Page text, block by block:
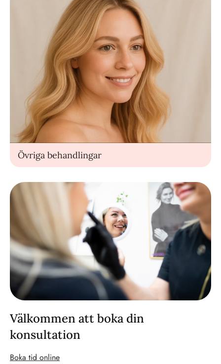
Övriga behandlingar
Välkommen att boka din
konsultation
Boka tid online